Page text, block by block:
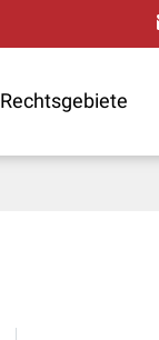
Rechtsgebiete